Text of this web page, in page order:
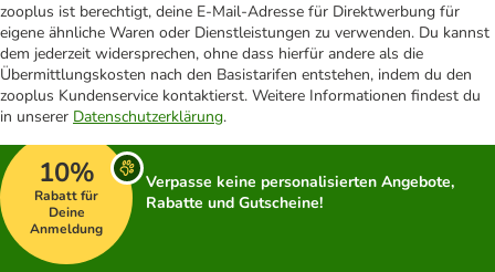
zooplus ist berechtigt, deine E-Mail-Adresse für Direktwerbung für
eigene ähnliche Waren oder Dienstleistungen zu verwenden. Du kannst
dem jederzeit widersprechen, ohne dass hierfür andere als die
Übermittlungskosten nach den Basistarifen entstehen, indem du den
zooplus Kundenservice kontaktierst. Weitere Informationen findest du
in unserer Datenschutzerklärung.
10%
Rabatt für
Deine
Anmeldung
Verpasse keine personalisierten Angebote,
Rabatte und Gutscheine!